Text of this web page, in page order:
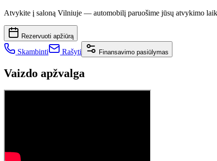
Atvykite į saloną Vilniuje — automobilį paruošime jūsų atvykimo
Rezervuoti apžiūrą
Skambinti Rašyti Finansavimo pasiūlymas
Vaizdo apžvalga